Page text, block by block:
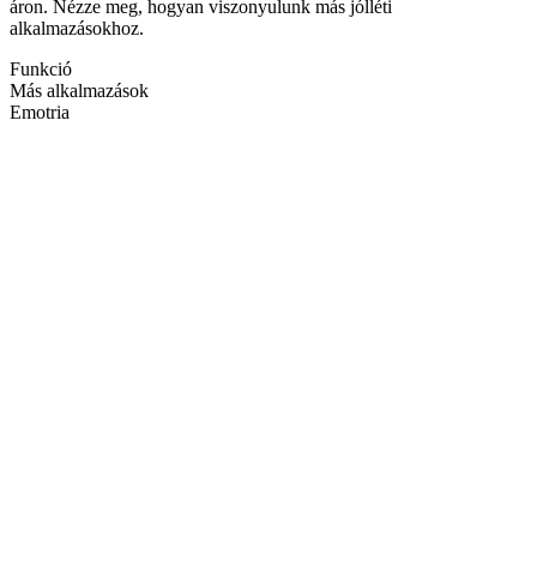
áron. Nézze meg, hogyan viszonyulunk más jólléti
alkalmazásokhoz.
Funkció
Más alkalmazások
Emotria